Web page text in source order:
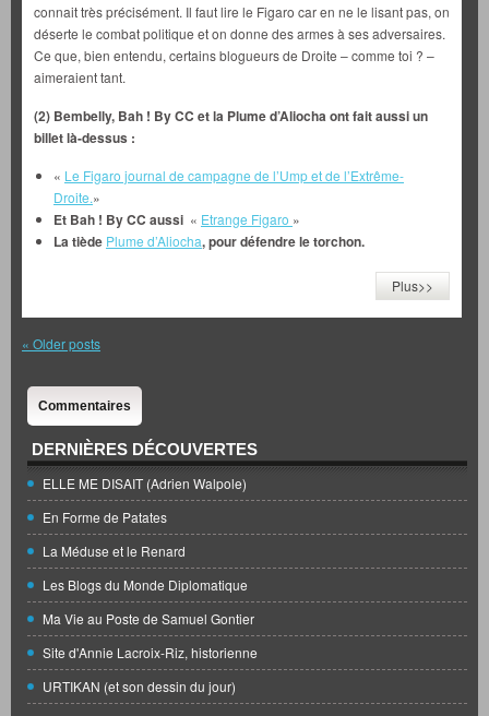
connait très précisément. Il faut lire le Figaro car en ne le lisant pas, on
déserte le combat politique et on donne des armes à ses adversaires.
Ce que, bien entendu, certains blogueurs de Droite – comme toi ? –
aimeraient tant.
(2) Bembelly, Bah ! By CC et la Plume d’Aliocha ont fait aussi un
billet là-dessus :
« Le Figaro journal de campagne de l’Ump et de l’Extrême-
Droite.»
Et Bah ! By CC aussi « Etrange Figaro »
La tiède Plume d’Aliocha, pour défendre le torchon.
Plus>>
« Older posts
Commentaires
DERNIÈRES DÉCOUVERTES
ELLE ME DISAIT (Adrien Walpole)
En Forme de Patates
La Méduse et le Renard
Les Blogs du Monde Diplomatique
Ma Vie au Poste de Samuel Gontier
Site d'Annie Lacroix-Riz, historienne
URTIKAN (et son dessin du jour)